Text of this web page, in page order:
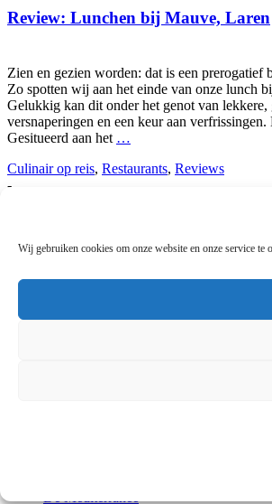
Wij gebruiken cookies om onze website en onze service te
Review: Lunchen bij Mauve, Laren
Zien en gezien worden: dat is een prerogatief
Zo spotten wij aan het einde van onze lunch
Gelukkig kan dit onder het genot van lekkere,
versnaperingen en een keur aan
Gesitueerd aan het …
Culinair op reis, Restaurants, Reviews
-
Categorieën